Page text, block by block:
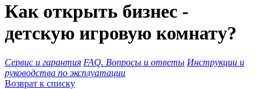
Как открыть бизнес -
детскую игровую комнату?
Сервис и гарантия FAQ. Вопросы и ответы Инструкции и
руководства по эксплуатации
Возврат к списку